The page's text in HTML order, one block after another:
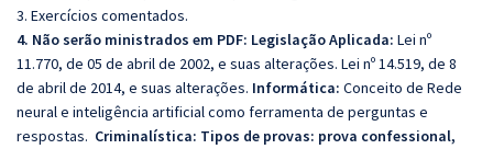
3. Exercícios comentados.
4. Não serão ministrados em PDF: Legislação Aplicada: Lei nº
11.770, de 05 de abril de 2002, e suas alterações. Lei nº 14.519, de 8
de abril de 2014, e suas alterações. Informática: Conceito de Rede
neural e inteligência artificial como ferramenta de perguntas e
respostas. Criminalística: Tipos de provas: prova confessional,